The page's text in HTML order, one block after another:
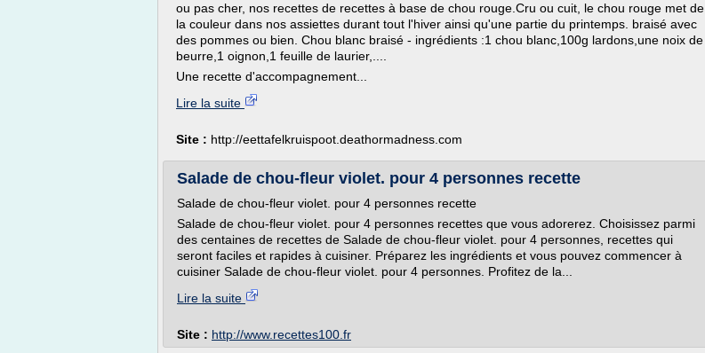
ou pas cher, nos recettes de recettes à base de chou rouge.Cru ou cuit, le chou rouge met de
la couleur dans nos assiettes durant tout l'hiver ainsi qu'une partie du printemps. braisé avec
des pommes ou bien. Chou blanc braisé - ingrédients :1 chou blanc,100g lardons,une noix de
beurre,1 oignon,1 feuille de laurier,....
Une recette d'accompagnement...
Lire la suite
Site : http://eettafelkruispoot.deathormadness.com
Salade de chou-fleur violet. pour 4 personnes recette
Salade de chou-fleur violet. pour 4 personnes recette
Salade de chou-fleur violet. pour 4 personnes recettes que vous adorerez. Choisissez parmi
des centaines de recettes de Salade de chou-fleur violet. pour 4 personnes, recettes qui
seront faciles et rapides à cuisiner. Préparez les ingrédients et vous pouvez commencer à
cuisiner Salade de chou-fleur violet. pour 4 personnes. Profitez de la...
Lire la suite
Site : http://www.recettes100.fr